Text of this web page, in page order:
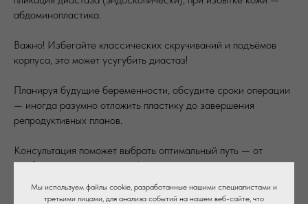
Мы используем файлы cookie, разработанные нашими специалистами и
третьими лицами, для анализа событий на нашем веб-сайте, что
абдоминопластика.
Важно! Избегайте классических скручиваний и подъёмов
корпуса, это может усугубить диастаз!
Планируя будущие беременности, обсудите сроки операции
— иногда разумно отложить пластику до завершения
репродуктивных планов.
Консультация поможет выбрать оптимальный путь — от
реабилитации до операции!
👉 ОНЛАЙН ЗАПИСЬ👈